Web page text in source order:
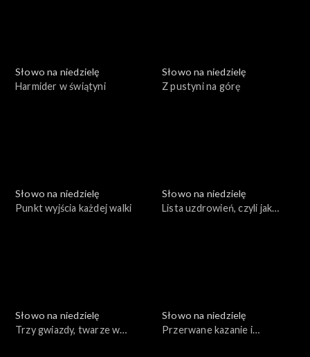
Słowo na niedzielę
Harmider w świątyni
Słowo na niedzielę
Z pustyni na górę
Słowo na niedzielę
Punkt wyjścia każdej walki
Słowo na niedzielę
Lista uzdrowień, czyli jak
Słowo na niedzielę
Trzy gwiazdy, twarze w
Słowo na niedzielę
Przerwane kazanie i